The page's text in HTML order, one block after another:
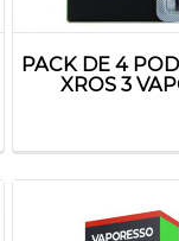
PACK DE 4
XROS 3